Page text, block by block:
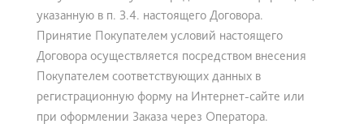
указанную в п. 3.4. настоящего Договора.
Принятие Покупателем условий настоящего
Договора осуществляется посредством внесения
Покупателем соответствующих данных в
регистрационную форму на Интернет-сайте или
при оформлении Заказа через Оператора.